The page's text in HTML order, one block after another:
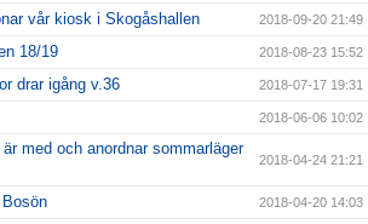
vår kiosk i Skogåshallen 2018-09-20 21:49
18/19 2018-08-23 15:52
drar igång v.36 2018-07-17 19:31
2018-06-06 10:02
med och anordnar sommarläger
2018-04-24 21:21
2018-04-20 14:03